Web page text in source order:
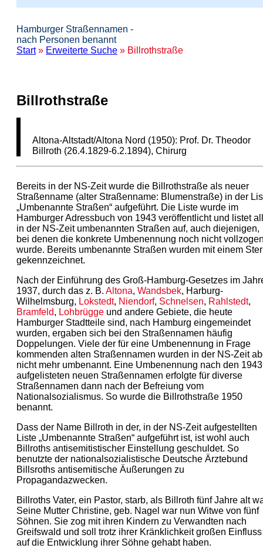
Hamburger Straßennamen -
nach Personen benannt
Start» Erweiterte Suche » Billrothstraße
Billrothstraße
Altona-Altstadt/Altona Nord (1950): Prof. Dr. Theodor
Billroth (26.4.1829-6.2.1894), Chirurg
Bereits in der NS-Zeit wurde die Billrothstraße als neuer
Straßenname (alter Straßenname: Blumenstraße) in der
„Umbenannte Straßen“ aufgeführt. Die Liste wurde im
Hamburger Adressbuch von 1943 veröffentlicht und listet
in der NS-Zeit umbenannten Straßen auf, auch diejenigen,
bei denen die konkrete Umbenennung noch nicht
wurde. Bereits umbenannte Straßen wurden mit einem
gekennzeichnet.
Nach der Einführung des Groß-Hamburg-Gesetzes im
1937, durch das z. B. Altona, Wandsbek, Harburg-
Wilhelmsburg, Lokstedt, Niendorf, Schnelsen, Rahlstedt,
Bramfeld, Lohbrügge und andere Gebiete, die heute
Hamburger Stadtteile sind, nach Hamburg eingemeindet
wurden, ergaben sich bei den Straßennamen häufig
Doppelungen. Viele der für eine Umbenennung in Frage
kommenden alten Straßennamen wurden in der NS-Zeit
nicht mehr umbenannt. Eine Umbenennung nach den 1943
aufgelisteten neuen Straßennamen erfolgte für diverse
Straßennamen dann nach der Befreiung vom
Nationalsozialismus. So wurde die Billrothstraße 1950
benannt.
Dass der Name Billroth in der, in der NS-Zeit aufgestellten
Liste „Umbenannte Straßen“ aufgeführt ist, ist wohl auch
Billroths antisemitistischer Einstellung geschuldet. So
benutzte der nationalsozialistische Deutsche Ärztebund
Billsroths antisemitische Äußerungen zu
Propagandazwecken.
Billroths Vater, ein Pastor, starb, als Billroth fünf Jahre alt
Seine Mutter Christine, geb. Nagel war nun Witwe von fünf
Söhnen. Sie zog mit ihren Kindern zu Verwandten nach
Greifswald und soll trotz ihrer Kränklichkeit großen Einfluss
auf die Entwicklung ihrer Söhne gehabt haben.